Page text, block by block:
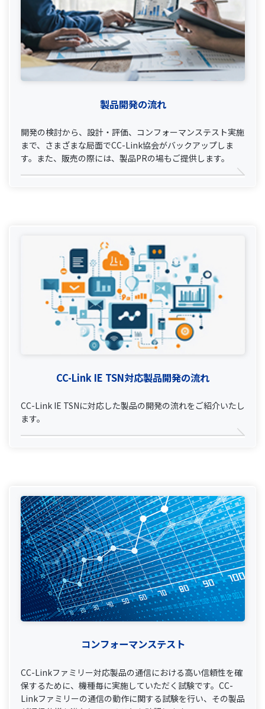
製品開発の流れ
開発の検討から、設計・評価、コンフォーマンステスト実施
まで、さまざまな局面でCC-Link協会がバックアップしま
す。また、販売の際には、製品PRの場もご提供します。
CC-Link IE TSN対応製品開発の流れ
CC-Link IE TSNに対応した製品の開発の流れをご紹介いたし
ます。
コンフォーマンステスト
CC-Linkファミリー対応製品の通信における高い信頼性を確
保するために、機種毎に実施していただく試験です。CC-
Linkファミリーの通信の動作に関する試験を行い、その製品